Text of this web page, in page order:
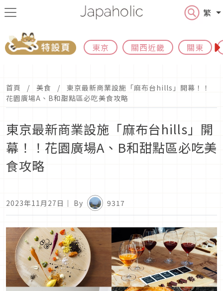
繁
東京 關西近畿 關東
首頁 美食
東京最新商業設施「麻布台hills」開幕！！
花園廣場A、B和甜點區必吃美食攻略
東京最新商業設施「麻布台hills」開
幕！！花園廣場A、B和甜點區必吃美
食攻略
2023年11月27日 ｜ By 9317